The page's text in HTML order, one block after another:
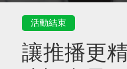
活動結束
讓推播更